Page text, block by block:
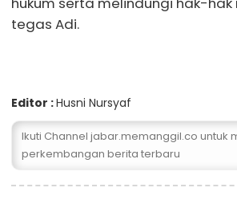
tegas Adi.
Editor :Husni Nursyaf
Ikuti Channel jabar.memanggil.co untuk
perkembangan berita terbaru